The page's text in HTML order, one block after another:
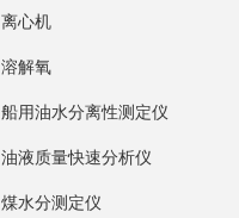
离心机
溶解氧
船用油水分离性测定仪
油液质量快速分析仪
煤水分测定仪